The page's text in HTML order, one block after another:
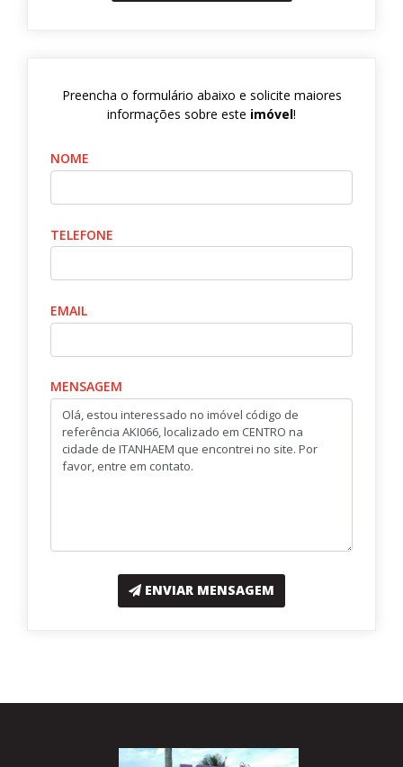
Preencha o formulário abaixo e solicite maiores
informações sobre este imóvel!
NOME
TELEFONE
EMAIL
MENSAGEM
ENVIAR MENSAGEM